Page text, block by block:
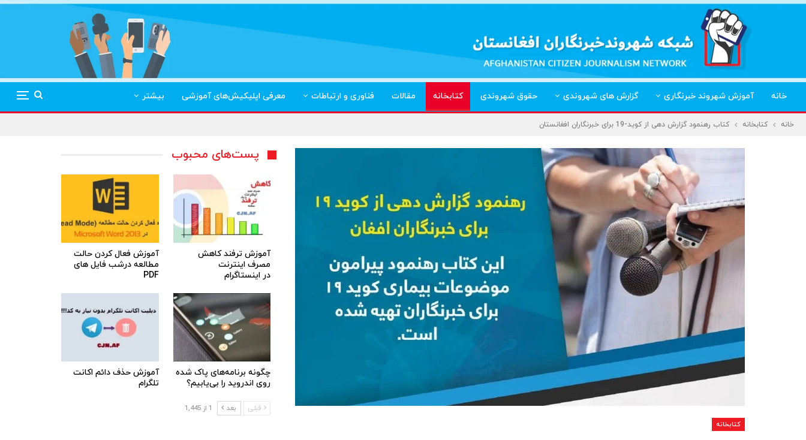
خانه آموزش شهروند خبرنگاری گزارش های شهروندی حقوق شهروندی کتابخانه مقالات فناوری و ارتباطات معرفی اپلیکیش‌های آموزشی بیشتر
خانه کتابخانه کتاب رهنمود گزارش دهی از کوید-19 برای خبرنگاران افغانستان
کتابخانه
پست‌های محبوب
آموزش ترفند کاهش
مصرف اینترنت
در اینستاگرام
آموزش فعال کردن حالت
مطالعه درشب فایل های
PDF
چگونه برنامه‌های پاک شده
روی اندروید را بی‌یابیم؟
آموزش حذف دائم اکانت
تلگرام
قبلی بعد 1 از 1,445